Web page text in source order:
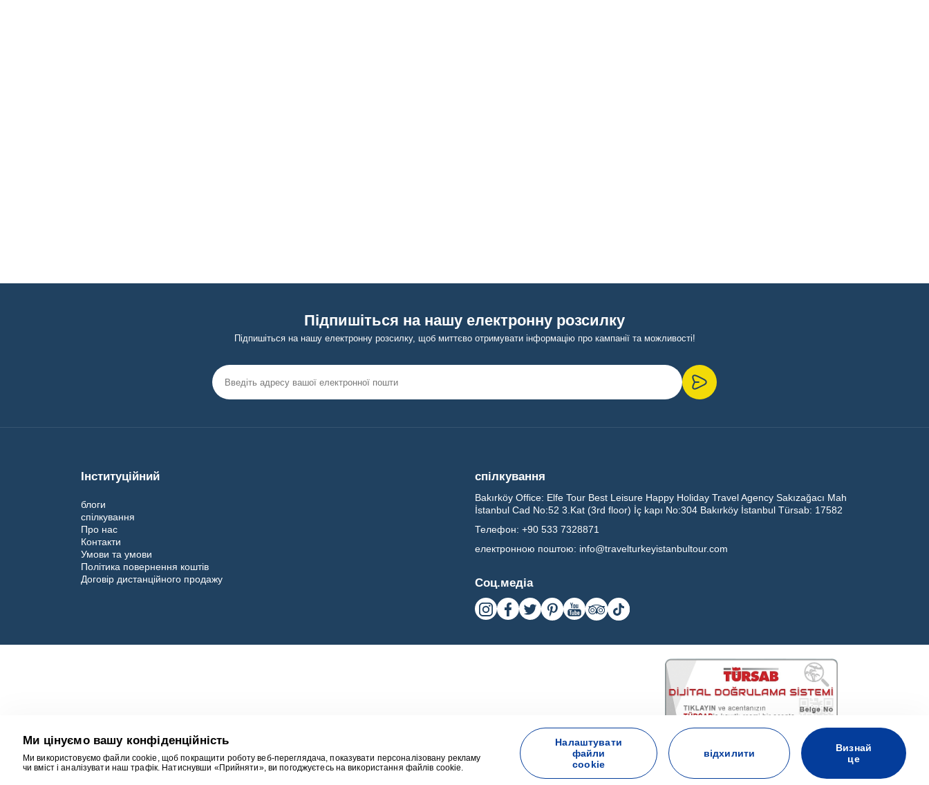
Підпишіться на нашу електронну розсилку
Підпишіться на нашу електронну розсилку, щоб миттєво отримувати інформацію про кампанії та можливості!
Інституційний
блоги
спілкування
Про нас
Контакти
Умови та умови
Політика повернення коштів
Договір дистанційного продажу
спілкування
Bakırköy Office: Elfe Tour Best Leisure Happy Holiday Travel Agency Sakızağacı Mah
İstanbul Cad No:52 3.Kat (3rd floor) İç kapı No:304 Bakırköy İstanbul Türsab: 17582
Телефон: +90 533 7328871
електронною поштою: info@travelturkeyistanbultour.com
Соц.медіа
BEST LEISURE HAPPY HOLIDAY TRAVEL AGENCY - 17582
Розроблено
Ми цінуємо вашу конфіденційність
Ми використовуємо файли cookie, щоб покращити роботу веб-переглядача, показувати персоналізовану рекламу
чи вміст і аналізувати наш трафік. Натиснувши «Прийняти», ви погоджуєтесь на використання файлів cookie.
Налаштувати
файли
cookie
відхилити
Визнай
це